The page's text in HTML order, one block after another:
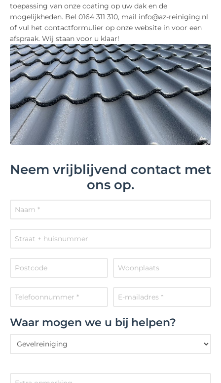
toepassing van onze coating op uw dak en de
mogelijkheden. Bel 0164 311 310, mail info@az-reiniging.nl
of vul het contactformulier op onze website in voor een
afspraak. Wij staan voor u klaar!
Neem vrijblijvend contact met
ons op.
Waar mogen we u bij helpen?